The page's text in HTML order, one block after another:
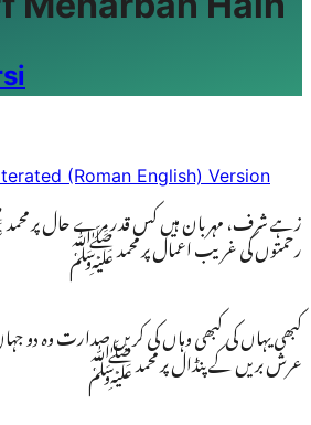
(Roman English) Version
زہے شرف، مہربان ہیں کس قدر مِرے حال پر
رحمتوں کی غریب اعمال پر محمد ﷺ
کبھی یہاں کی کبھی وہاں کی کریں صدارت وہ دو
عرش بریں کے پنڈال پر محمد ﷺ